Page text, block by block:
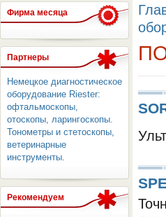
Фирма месяца
Партнеры
Немецкое диагностическое
оборудование Riester:
офтальмоскопы,
отоскопы, ларингоскопы.
Тонометры и стетоскопы,
ветеринарные
инструменты.
Рекомендуем